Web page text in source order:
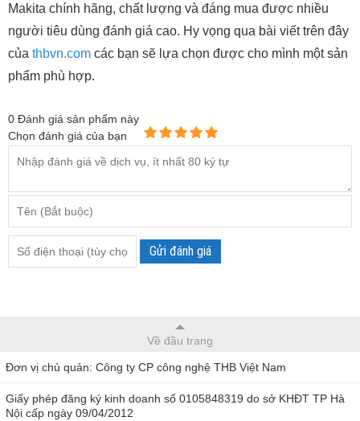
Makita chính hãng, chất lượng và đáng mua được nhiều
người tiêu dùng đánh giá cao. Hy vọng qua bài viết trên đây
của thbvn.com các bạn sẽ lựa chọn được cho mình một sản
phẩm phù hợp.
0 Đánh giá sản phẩm này
Chọn đánh giá của bạn
Gửi đánh giá
Về đầu trang
Đơn vị chủ quản: Công ty CP công nghệ THB Việt Nam
Giấy phép đăng ký kinh doanh số 0105848319 do sở KHĐT TP Hà
Nội cấp ngày 09/04/2012